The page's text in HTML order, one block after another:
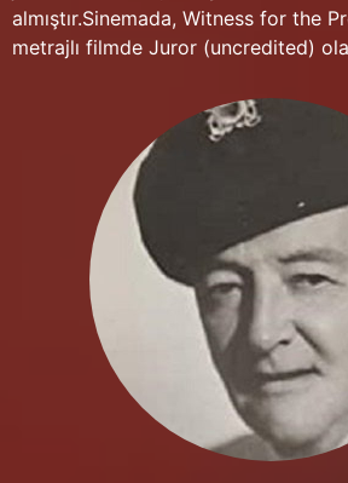
almıştır.Sinemada, Witness for the
metrajlı filmde Juror (uncredited)